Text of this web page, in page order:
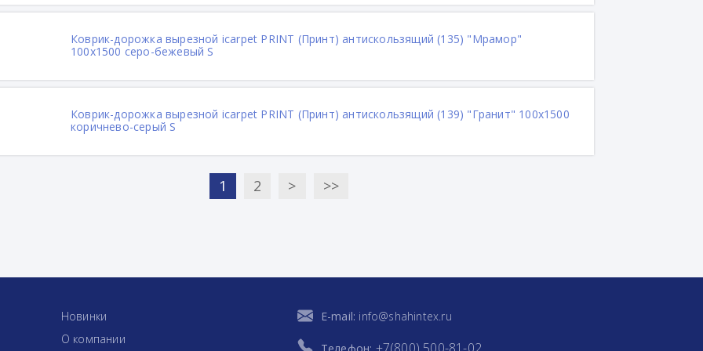
Коврик-дорожка вырезной icarpet PRINT (Принт) антискользящий (135) "Мрамор"
100х1500 серо-бежевый S
Коврик-дорожка вырезной icarpet PRINT (Принт) антискользящий (139) "Гранит" 100х1500
коричнево-серый S
1 2 > >>
Новинки
О компании
E-mail: info@shahintex.ru